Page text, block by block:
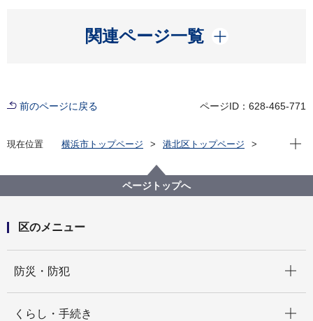
関連ページ一覧
開く
前のページに戻る ページID：628-465-771
現在位置 横浜市トップページ
港北区トップページ
港北土木事務所
現在
ページトップへ
区のメニュー
防災・防犯
くらし・手続き